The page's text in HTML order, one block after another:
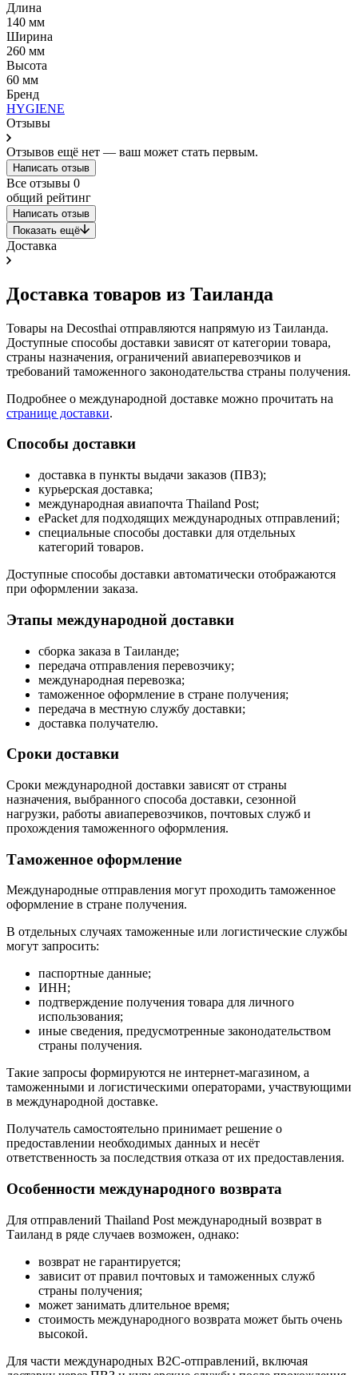
Длина
140 мм
Ширина
260 мм
Высота
60 мм
Бренд
HYGIENE
Отзывы
Отзывов ещё нет — ваш может стать первым.
Написать отзыв
Все отзывы 0
общий рейтинг
Написать отзыв
Показать ещё
Доставка
Доставка товаров из Таиланда
Товары на Decosthai отправляются напрямую из Таиланда.
Доступные способы доставки зависят от категории товара,
страны назначения, ограничений авиаперевозчиков и
требований таможенного законодательства страны получения.
Подробнее о международной доставке можно прочитать на
странице доставки.
Способы доставки
доставка в пункты выдачи заказов (ПВЗ);
курьерская доставка;
международная авиапочта Thailand Post;
ePacket для подходящих международных отправлений;
специальные способы доставки для отдельных
категорий товаров.
Доступные способы доставки автоматически отображаются
при оформлении заказа.
Этапы международной доставки
сборка заказа в Таиланде;
передача отправления перевозчику;
международная перевозка;
таможенное оформление в стране получения;
передача в местную службу доставки;
доставка получателю.
Сроки доставки
Сроки международной доставки зависят от страны
назначения, выбранного способа доставки, сезонной
нагрузки, работы авиаперевозчиков, почтовых служб и
прохождения таможенного оформления.
Таможенное оформление
Международные отправления могут проходить таможенное
оформление в стране получения.
В отдельных случаях таможенные или логистические службы
могут запросить:
паспортные данные;
ИНН;
подтверждение получения товара для личного
использования;
иные сведения, предусмотренные законодательством
страны получения.
Такие запросы формируются не интернет-магазином, а
таможенными и логистическими операторами, участвующими
в международной доставке.
Получатель самостоятельно принимает решение о
предоставлении необходимых данных и несёт
ответственность за последствия отказа от их предоставления.
Особенности международного возврата
Для отправлений Thailand Post международный возврат в
Таиланд в ряде случаев возможен, однако:
возврат не гарантируется;
зависит от правил почтовых и таможенных служб
страны получения;
может занимать длительное время;
стоимость международного возврата может быть очень
высокой.
Для части международных B2C-отправлений, включая